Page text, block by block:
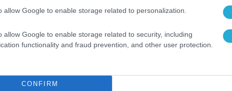
allow Google to enable storage related to personalization.
allow Google to enable storage related to security, including
functionality and fraud prevention, and other user protection.
CONFIRM
ΤΕΧΝΟΛΟΓΙΕΣ
για την κυβερνοασφάλεια το 2022